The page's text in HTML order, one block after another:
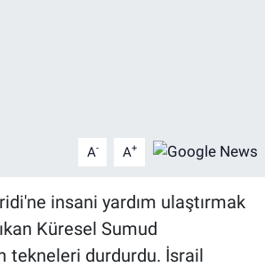
A- A+
insani yardım ulaştırmak
Küresel Sumud
tekneleri durdurdu. İsrail